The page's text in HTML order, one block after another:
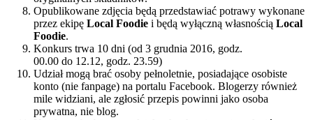
Opublikowane zdjęcia będą przedstawiać potrawy wykonane
przez ekipę Local Foodie i będą wyłączną własnością Local
Foodie.
Konkurs trwa 10 dni (od 3 grudnia 2016, godz.
00.00 do 12.12, godz. 23.59)
Udział mogą brać osoby pełnoletnie, posiadające osobiste
konto (nie fanpage) na portalu Facebook. Blogerzy również
mile widziani, ale zgłosić przepis powinni jako osoba
prywatna, nie blog.